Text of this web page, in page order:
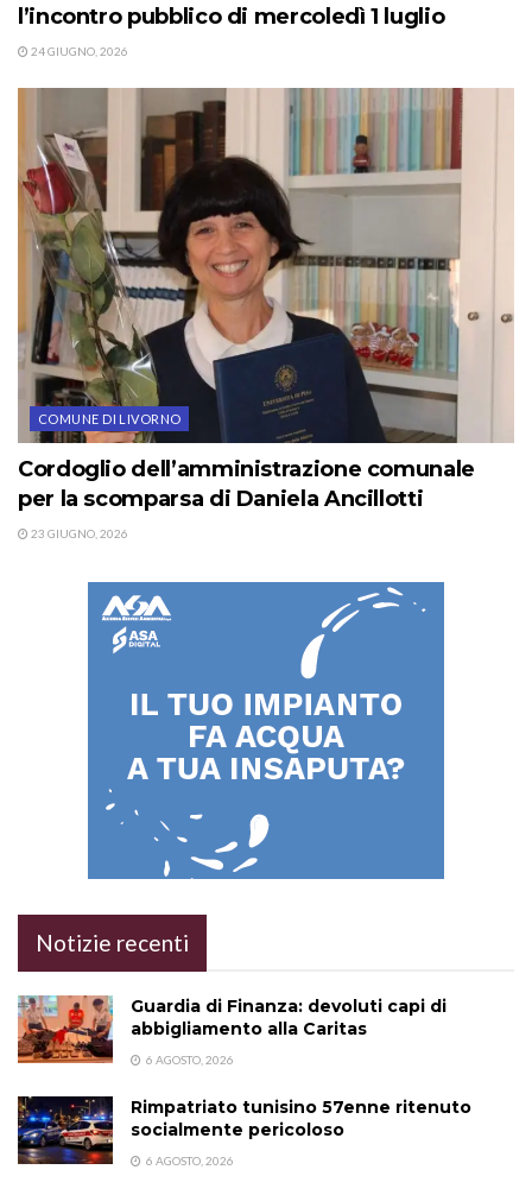
l’incontro pubblico di mercoledì 1 luglio
24 GIUGNO, 2026
COMUNE DI LIVORNO
Cordoglio dell’amministrazione comunale
per la scomparsa di Daniela Ancillotti
23 GIUGNO, 2026
Notizie recenti
Guardia di Finanza: devoluti capi di
abbigliamento alla Caritas
6 AGOSTO, 2026
Rimpatriato tunisino 57enne ritenuto
socialmente pericoloso
6 AGOSTO, 2026